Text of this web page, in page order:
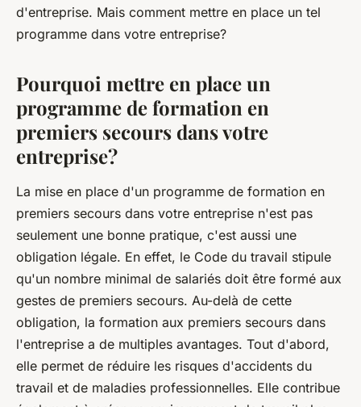
d'entreprise. Mais comment mettre en place un tel
programme dans votre entreprise?
Pourquoi mettre en place un
programme de formation en
premiers secours dans votre
entreprise?
La mise en place d'un programme de formation en
premiers secours dans votre entreprise n'est pas
seulement une bonne pratique, c'est aussi une
obligation légale. En effet, le Code du travail stipule
qu'un nombre minimal de salariés doit être formé aux
gestes de premiers secours. Au-delà de cette
obligation, la formation aux premiers secours dans
l'entreprise a de multiples avantages. Tout d'abord,
elle permet de réduire les risques d'accidents du
travail et de maladies professionnelles. Elle contribue